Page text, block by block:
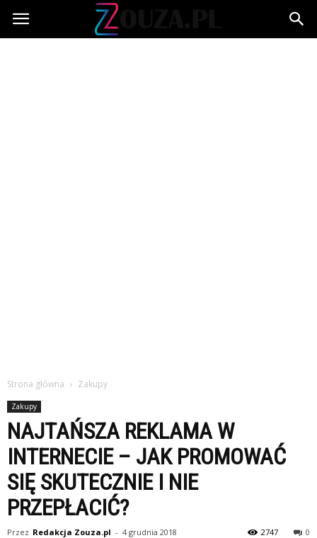
Zouza.pl
Strona główna Zakupy
Zakupy
NAJTAŃSZA REKLAMA W
INTERNECIE – JAK PROMOWAĆ
SIĘ SKUTECZNIE I NIE
PRZEPŁACIĆ?
Przez Redakcja Zouza.pl - 4 grudnia 2018 0
2747